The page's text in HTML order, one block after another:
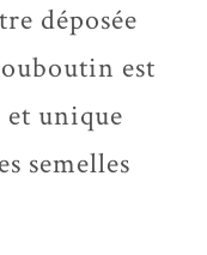
déposée
est
unique
semelles